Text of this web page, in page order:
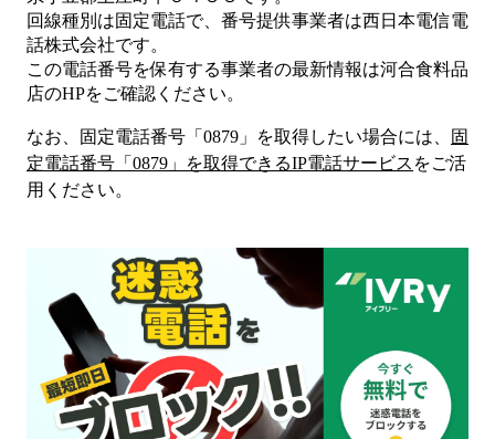
回線種別は固定電話で、番号提供事業者は西日本電信電
話株式会社です。
この電話番号を保有する事業者の最新情報は河合食料品
店のHPをご確認ください。
なお、固定電話番号「 0879 」を取得したい場合には、
固
定電話番号「 0879 」を取得できるIP電話サービス をご活
用ください。